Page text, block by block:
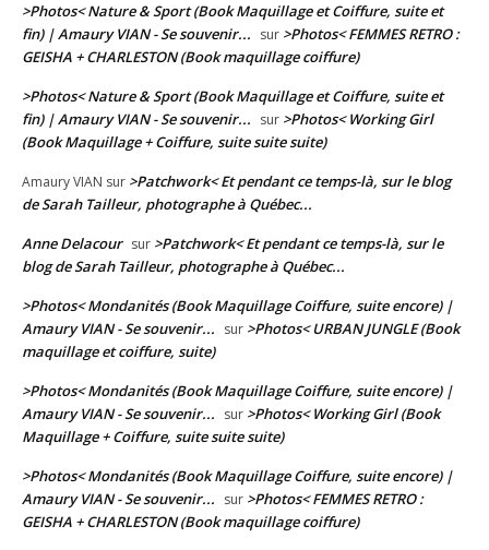
>Photos< Nature & Sport (Book Maquillage et Coiffure, suite et
fin) | Amaury VIAN - Se souvenir... sur >Photos< FEMMES RETRO :
GEISHA + CHARLESTON (Book maquillage coiffure)
>Photos< Nature & Sport (Book Maquillage et Coiffure, suite et
fin) | Amaury VIAN - Se souvenir... sur >Photos< Working Girl
(Book Maquillage + Coiffure, suite suite suite)
Amaury VIAN sur >Patchwork< Et pendant ce temps-là, sur le blog
de Sarah Tailleur, photographe à Québec...
Anne Delacour sur >Patchwork< Et pendant ce temps-là, sur le
blog de Sarah Tailleur, photographe à Québec...
>Photos< Mondanités (Book Maquillage Coiffure, suite encore) |
Amaury VIAN - Se souvenir... sur >Photos< URBAN JUNGLE (Book
maquillage et coiffure, suite)
>Photos< Mondanités (Book Maquillage Coiffure, suite encore) |
Amaury VIAN - Se souvenir... sur >Photos< Working Girl (Book
Maquillage + Coiffure, suite suite suite)
>Photos< Mondanités (Book Maquillage Coiffure, suite encore) |
Amaury VIAN - Se souvenir... sur >Photos< FEMMES RETRO :
GEISHA + CHARLESTON (Book maquillage coiffure)